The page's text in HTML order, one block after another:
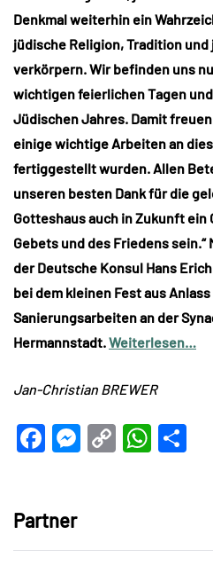
Denkmal weiterhin ein
jüdische Religion, Tradition
verkörpern. Wir befinden uns
wichtigen feierlichen Tagen
Jüdischen Jahres. Damit
einige wichtige Arbeiten an
fertiggestellt wurden. Allen
unseren besten Dank für die
Gotteshaus auch in Zukunft ein
Gebets und des Friedens
der Deutsche Konsul Hans
bei dem kleinen Fest aus
Sanierungsarbeiten an der
Hermannstadt.Weiterlesen…
Jan-Christian BREWER
Facebook
Messenger
Copy
Partner